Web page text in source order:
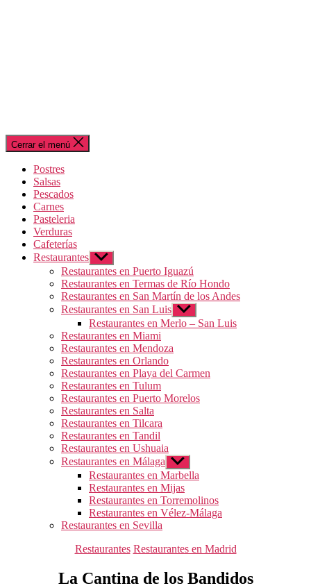
Cerrar el menú
Postres
Salsas
Pescados
Carnes
Pasteleria
Verduras
Cafeterías
Restaurantes Mostrar
el
submenú
Restaurantes en Puerto Iguazú
Restaurantes en Termas de Río Hondo
Restaurantes en San Martín de los Andes
Restaurantes en San Luis Mostrar
el
submenú
Restaurantes en Merlo – San Luis
Restaurantes en Miami
Restaurantes en Mendoza
Restaurantes en Orlando
Restaurantes en Playa del Carmen
Restaurantes en Tulum
Restaurantes en Puerto Morelos
Restaurantes en Salta
Restaurantes en Tilcara
Restaurantes en Tandil
Restaurantes en Ushuaia
Restaurantes en Málaga Mostrar
el
submenú
Restaurantes en Marbella
Restaurantes en Mijas
Restaurantes en Torremolinos
Restaurantes en Vélez-Málaga
Restaurantes en Sevilla
Categorías
Restaurantes Restaurantes en Madrid
La Cantina de los Bandidos